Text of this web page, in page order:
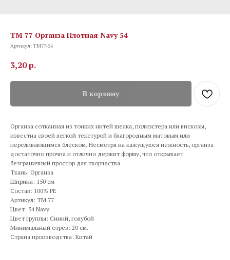
TM 77 Органза Плотная Navy 54
Артикул:TM77-54
3,20р.
В корзину
Органза сотканная из тонких нитей шелка, полиэстера или вискозы,
известна своей легкой текстурой и благородным матовым или
переливающимся блеском. Несмотря на кажущуюся нежность, органза
достаточно прочна и отлично держит форму, что открывает
безграничный простор для творчества.
Ткань: Органза
Ширина: 150 см
Состав: 100% PE
Артикул: TM 77
Цвет: 54 Navy
Цвет группы: Синий, голубой
Минимальный отрез: 20 см.
Страна производства: Китай